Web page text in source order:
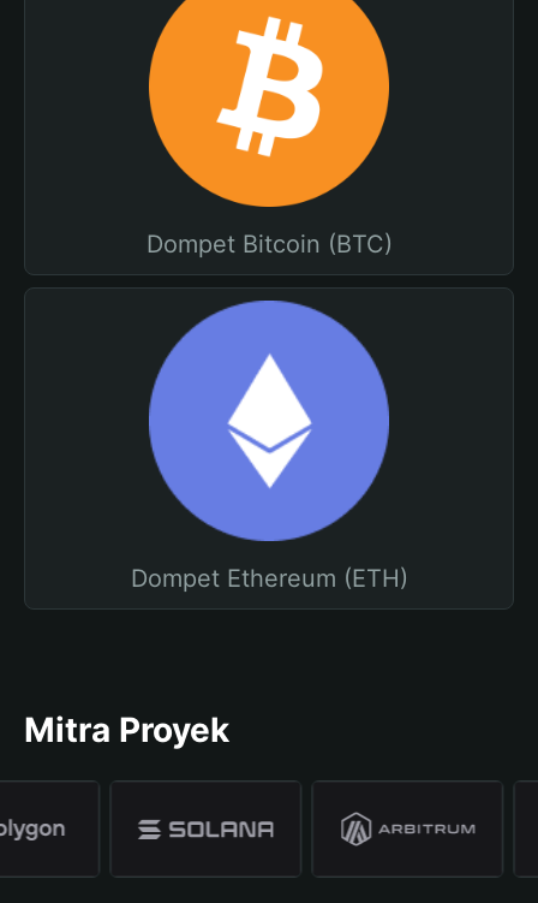
Dompet Bitcoin (BTC)
Dompet Ethereum (ETH)
Mitra Proyek